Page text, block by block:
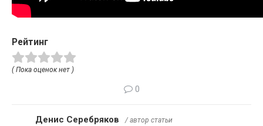
Рейтинг
( Пока оценок нет )
0
Денис Серебряков / автор статьи